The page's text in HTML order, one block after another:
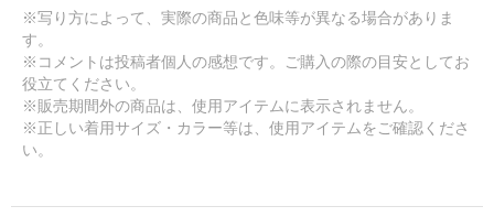
※写り方によって、実際の商品と色味等が異なる場合がありま
す。
※コメントは投稿者個人の感想です。ご購入の際の目安としてお
役立てください。
※販売期間外の商品は、使用アイテムに表示されません。
※正しい着用サイズ・カラー等は、使用アイテムをご確認くださ
い。